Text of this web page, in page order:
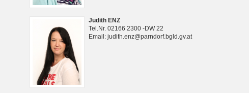
Judith ENZ
Tel.Nr. 02166 2300 -DW 22
Email: judith.enz@parndorf.bgld.gv.at